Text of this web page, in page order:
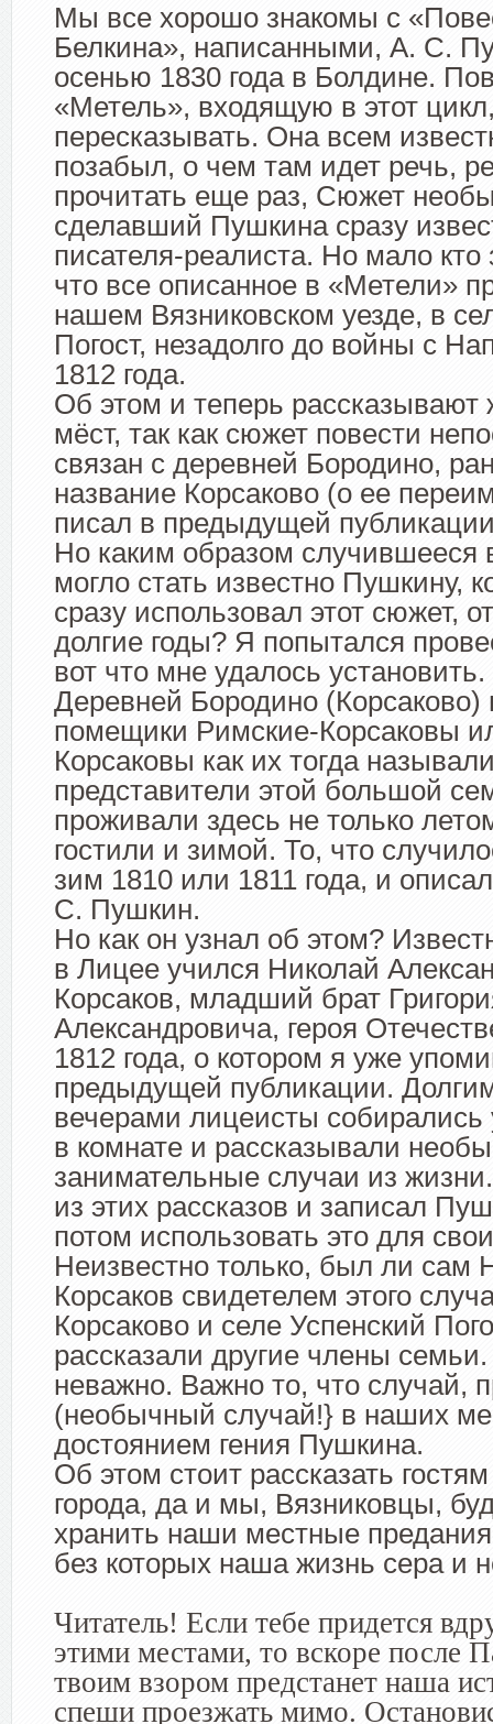
Мы все хорошо знакомы с
Белкина», написанными, А. С.
осенью 1830 года в Болдине.
«Метель», входящую в этот
пересказывать. Она всем
позабыл, о чем там идет речь,
прочитать еще раз, Сюжет
сделавший Пушкина сразу
писателя-реалиста. Но мало кто
что все описанное в «Метели»
нашем Вязниковском уезде, в
Погост, незадолго до войны с
1812 года.
Об этом и теперь рассказывают
мёст, так как сюжет повести
связан с деревней Бородино,
название Корсаково (о ее
писал в предыдущей
Но каким образом случившееся
могло стать известно Пушкину,
сразу использовал этот сюжет,
долгие годы? Я попытался
вот что мне удалось установить.
Деревней Бородино (Корсаково)
помещики Римские-Корсаковы
Корсаковы как их тогда
представители этой большой
проживали здесь не только
гостили и зимой. То, что
зим 1810 или 1811 года, и
С. Пушкин.
Но как он узнал об этом?
в Лицее учился Николай
Корсаков, младший брат
Александровича, героя
1812 года, о котором я уже
предыдущей публикации.
вечерами лицеисты собирались
в комнате и рассказывали
занимательные случаи из
из этих рассказов и записал
потом использовать это для
Неизвестно только, был ли сам
Корсаков свидетелем этого
Корсаково и селе Успенский
рассказали другие члены
неважно. Важно то, что случай,
(необычный случай!} в наших
достоянием гения Пушкина.
Об этом стоит рассказать
города, да и мы, Вязниковцы,
хранить наши местные
без которых наша жизнь сера и
Читатель! Если тебе при­дется
этими местами, то вскоре после
твоим взо­ром предстанет наша
спеши проезжать мимо.